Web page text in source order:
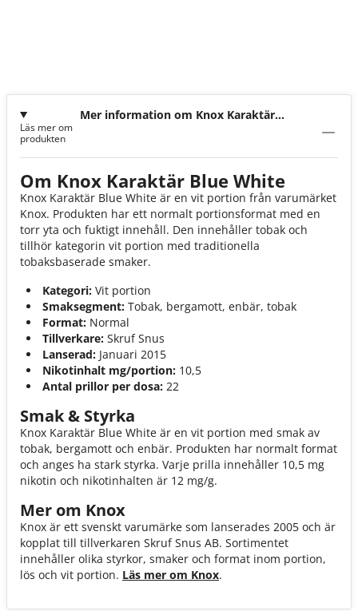
Mer information om Knox Karaktär
Läs mer om
produkten
Om Knox Karaktär Blue White
Knox Karaktär Blue White är en vit portion från varumärket
Knox. Produkten har ett normalt portionsformat med en
torr yta och fuktigt innehåll. Den innehåller tobak och
tillhör kategorin vit portion med traditionella
tobaksbaserade smaker.
Kategori: Vit portion
Smaksegment: Tobak, bergamott, enbär, tobak
Format: Normal
Tillverkare: Skruf Snus
Lanserad: Januari 2015
Nikotinhalt mg/portion: 10,5
Antal prillor per dosa: 22
Smak & Styrka
Knox Karaktär Blue White är en vit portion med smak av
tobak, bergamott och enbär. Produkten har normalt format
och anges ha stark styrka. Varje prilla innehåller 10,5 mg
nikotin och nikotinhalten är 12 mg/g.
Mer om Knox
Knox är ett svenskt varumärke som lanserades 2005 och är
kopplat till tillverkaren Skruf Snus AB. Sortimentet
innehåller olika styrkor, smaker och format inom portion,
lös och vit portion. Läs mer om Knox.